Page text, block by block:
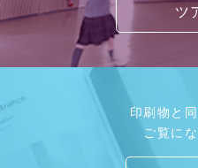
ツ
印刷物と
ご覧に